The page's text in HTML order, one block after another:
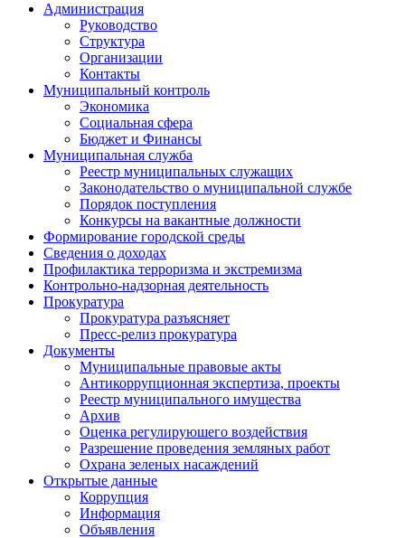
Администрация
Руководство
Структура
Организации
Контакты
Муниципальный контроль
Экономика
Социальная сфера
Бюджет и Финансы
Муниципальная служба
Реестр муниципальных служащих
Законодательство о муниципальной службе
Порядок поступления
Конкурсы на вакантные должности
Формирование городской среды
Сведения о доходах
Профилактика терроризма и экстремизма
Контрольно-надзорная деятельность
Прокуратура
Прокуратура разъясняет
Пресс-релиз прокуратура
Документы
Муниципальные правовые акты
Антикоррупционная экспертиза, проекты
Реестр муниципального имущества
Архив
Оценка регулируюшего воздействия
Разрешение проведения земляных работ
Охрана зеленых насаждений
Открытые данные
Коррупция
Информация
Объявления